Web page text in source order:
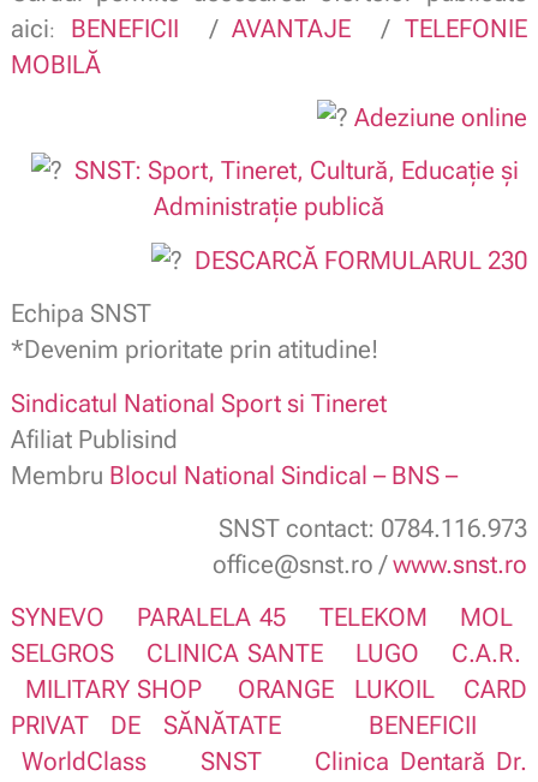
aici: BENEFICII /AVANTAJE /TELEFONIE
MOBILĂ
Adeziune online
SNST: Sport, Tineret, Cultură, Educație și
Administrație publică
DESCARCĂ FORMULARUL 230
Echipa SNST
*Devenim prioritate prin atitudine!
Sindicatul National Sport si Tineret
Afiliat Publisind
Membru Blocul National Sindical – BNS –
SNST contact: 0784.116.973
office@snst.ro /www.snst.ro
SYNEVO
PARALELA 45 TELEKOM
MOL
SELGROS
CLINICA SANTE LUGO
C.A.R.
MILITARY SHOP
ORANGE LUKOIL
CARD
PRIVAT DE SĂNĂTATE
BENEFICII
WorldClass
SNST
Clinica Dentară Dr.